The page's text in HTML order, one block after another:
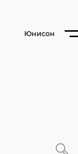
Юнисон